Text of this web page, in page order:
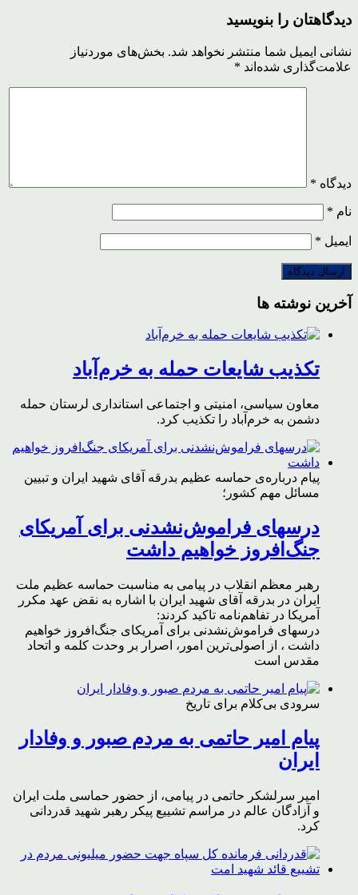
دیدگاهتان را بنویسید
نشانی ایمیل شما منتشر نخواهد شد. بخش‌های موردنیاز
علامت‌گذاری شده‌اند *
دیدگاه *
نام *
ایمیل *
آخرین نوشته ها
تکذیب شایعات حمله به خرم‌آباد
معاون سیاسی، امنیتی و اجتماعی استانداری لرستان حمله
دشمن به خرم‌آباد را تکذیب کرد.
پیام درباره‌ی حماسه عظیم بدرقه آقای شهید ایران و تبیین
مسائل مهم کشور؛
درسهای فراموش‌نشدنی برای آمریکای
جنگ‌افروز خواهیم داشت
رهبر معظم انقلاب در پیامی به مناسبت حماسه عظیم ملت
ایران در بدرقه آقای شهید ایران با اشاره به نقض عهد مکرر
آمریکا در تفاهم‌نامه تاکید کردند:
درسهای فراموش‌نشدنی برای آمریکای جنگ‌افروز خواهیم
داشت ، از اصولی‌ترین امور، اصرار بر وحدت کلمه و اتحاد
مقدس است
سرودی بی‌کلام برای تاریخ
پیام امیر حاتمی به مردم صبور و وفادار
ایران
امیر سرلشکر حاتمی در پیامی، از حضور حماسی ملت ایران
و آزادگان عالم در مراسم تشییع پیکر رهبر شهید قدردانی
کرد.